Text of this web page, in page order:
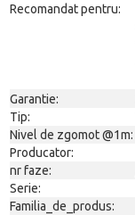
Recomandat pentru:
Garantie:
Tip:
Nivel de zgomot @1m:
Producator:
nr faze:
Serie:
Familia_de_produs: